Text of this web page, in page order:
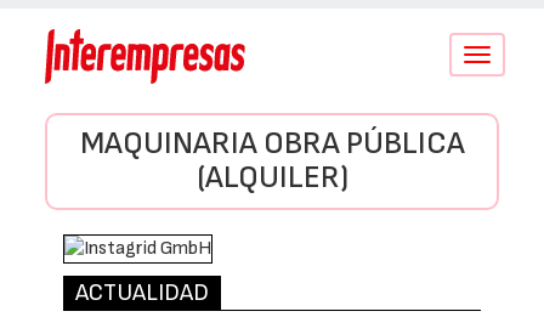
Conmutar
MAQUINARIA OBRA PÚBLICA
(ALQUILER)
ACTUALIDAD